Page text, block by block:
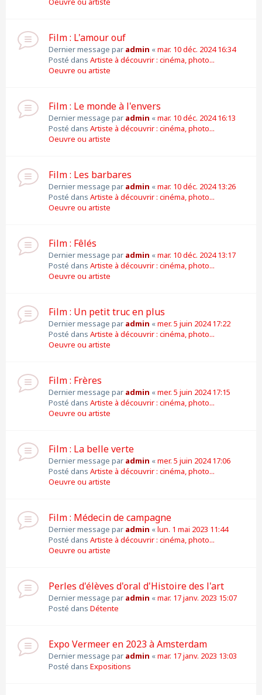
Film : L'amour ouf
Dernier message par admin «mar. 10 déc. 2024 16:34
Posté dans Artiste à découvrir : cinéma, photo...
Oeuvre ou artiste
Film : Le monde à l'envers
Dernier message par admin «mar. 10 déc. 2024 16:13
Posté dans Artiste à découvrir : cinéma, photo...
Oeuvre ou artiste
Film : Les barbares
Dernier message par admin «mar. 10 déc. 2024 13:26
Posté dans Artiste à découvrir : cinéma, photo...
Oeuvre ou artiste
Film : Fêlés
Dernier message par admin «mar. 10 déc. 2024 13:17
Posté dans Artiste à découvrir : cinéma, photo...
Oeuvre ou artiste
Film : Un petit truc en plus
Dernier message par admin «mer. 5 juin 2024 17:22
Posté dans Artiste à découvrir : cinéma, photo...
Oeuvre ou artiste
Film : Frères
Dernier message par admin «mer. 5 juin 2024 17:15
Posté dans Artiste à découvrir : cinéma, photo...
Oeuvre ou artiste
Film : La belle verte
Dernier message par admin «mer. 5 juin 2024 17:06
Posté dans Artiste à découvrir : cinéma, photo...
Oeuvre ou artiste
Film : Médecin de campagne
Dernier message par admin «lun. 1 mai 2023 11:44
Posté dans Artiste à découvrir : cinéma, photo...
Oeuvre ou artiste
Perles d'élèves d'oral d'Histoire des l'art
Dernier message par admin «mar. 17 janv. 2023 15:07
Posté dans Détente
Expo Vermeer en 2023 à Amsterdam
Dernier message par admin «mar. 17 janv. 2023 13:03
Posté dans Expositions